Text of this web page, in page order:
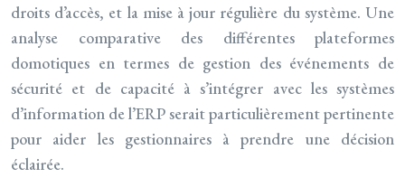
droits d’accès, et la mise à jour régulière du système. Une
analyse comparative des différentes plateformes
domotiques en termes de gestion des événements de
sécurité et de capacité à s’intégrer avec les systèmes
d’information de l’ERP serait particulièrement pertinente
pour aider les gestionnaires à prendre une décision
éclairée.